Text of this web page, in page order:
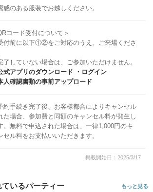
感のある服装でお越しください。
コード受付について＞
付前に以下①②をご対応のうえ、ご来場くださ
していない場合は、ご参加いただけません。
アプリのダウンロード ・ログイン
確認書類の事前アップロード
約手続き完了後、お客様都合によりキャンセル
た場合、参加費と同額のキャンセル料が発生し
。無料で申込された場合は、一律1,000円のキ
セル料をお支払いいただきます。
掲載開始日：2025/3/17
いるパーティー もっと見る